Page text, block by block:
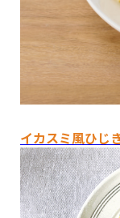
イカスミ風ひじ